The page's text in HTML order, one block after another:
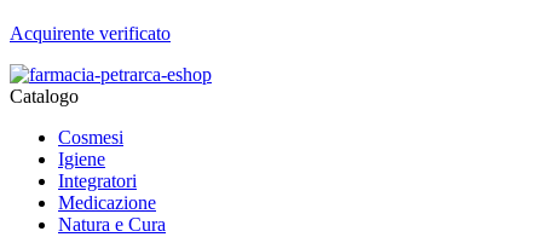
Acquirente verificato
Catalogo
Cosmesi
Igiene
Integratori
Medicazione
Natura e Cura